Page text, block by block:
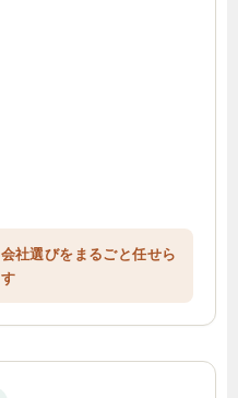
社選びをまるごと任せら